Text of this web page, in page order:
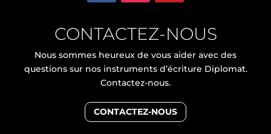
CONTACTEZ-NOUS
Nous sommes heureux de vous aider avec des
questions sur nos instruments d’écriture Diplomat.
Contactez-nous.
CONTACTEZ-NOUS